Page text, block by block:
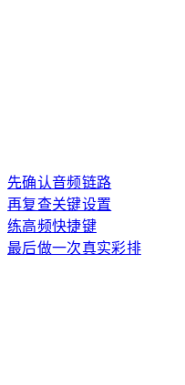
先确认音频链路
再复查关键设置
练高频快捷键
最后做一次真实彩排